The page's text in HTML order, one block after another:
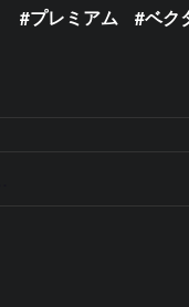
プレミアム ベク